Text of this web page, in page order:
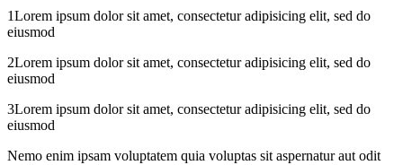
1Lorem ipsum dolor sit amet, consectetur adipisicing elit, sed do
eiusmod
2Lorem ipsum dolor sit amet, consectetur adipisicing elit, sed do
eiusmod
3Lorem ipsum dolor sit amet, consectetur adipisicing elit, sed do
eiusmod
Nemo enim ipsam voluptatem quia voluptas sit aspernatur aut odit